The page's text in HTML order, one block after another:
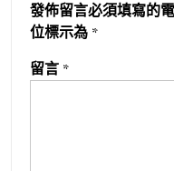
發佈留言必須填寫的
位標示為 *
留言 *